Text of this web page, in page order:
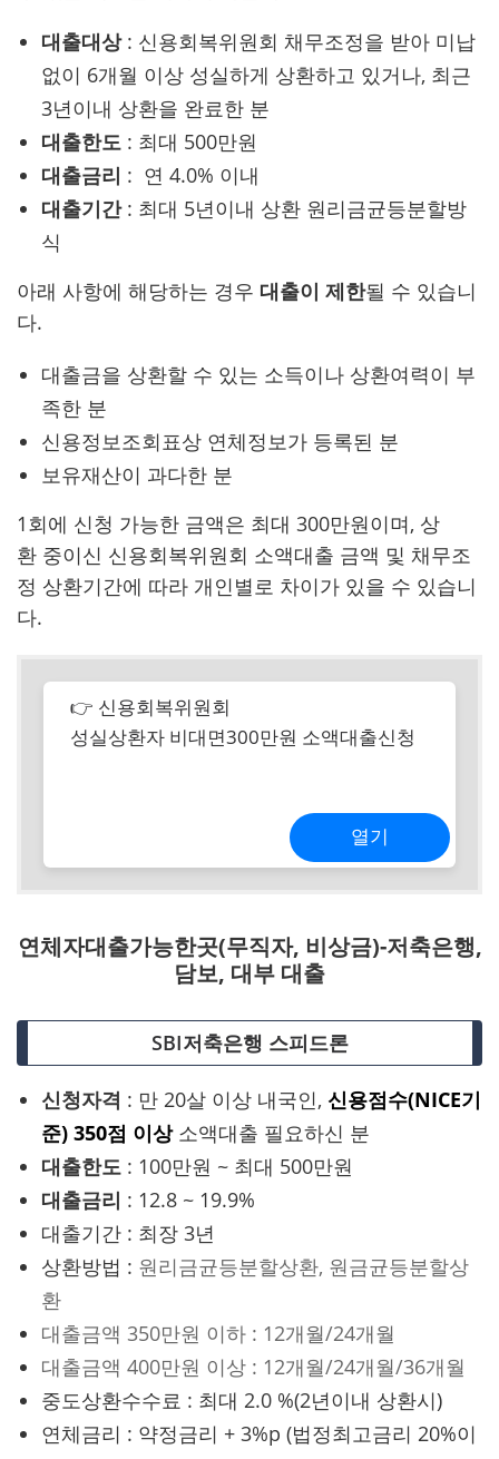
대출대상: 신용회복위원회 채무조정을 받아 미납
없이 6개월 이상 성실하게 상환하고 있거나, 최근
3년이내 상환을 완료한 분
대출한도: 최대 500만원
대출금리 : 연 4.0% 이내
대출기간: 최대 5년이내 상환 원리금균등분할방
식
아래 사항에 해당하는 경우 대출이 제한될 수 있습니
다.
대출금을 상환할 수 있는 소득이나 상환여력이 부
족한 분
신용정보조회표상 연체정보가 등록된 분
보유재산이 과다한 분
1회에 신청 가능한 금액은 최대 300만원이며, 상
환 중이신 신용회복위원회 소액대출 금액 및 채무조
정 상환기간에 따라 개인별로 차이가 있을 수 있습니
다.
👉 신용회복위원회
성실상환자 비대면300만원 소액대출신청
열기
연체자대출가능한곳(무직자, 비상금)-저축은행,
담보, 대부 대출
SBI저축은행 스피드론
신청자격 : 만 20살 이상 내국인, 신용점수(NICE기
준) 350점 이상소액대출 필요하신 분
대출한도: 100만원 ~ 최대 500만원
대출금리 : 12.8 ~ 19.9%
대출기간 : 최장 3년
상환방법 : 원리금균등분할상환, 원금균등분할상
환
대출금액 350만원 이하 : 12개월/24개월
대출금액 400만원 이상 : 12개월/24개월/36개월
중도상환수수료 : 최대 2.0 %(2년이내 상환시)
연체금리 : 약정금리 + 3%p (법정최고금리 20%이